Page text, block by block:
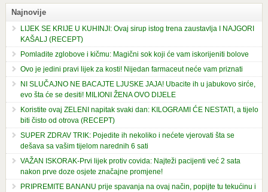
Najnovije
LIJEK SE KRIJE U KUHINJI: Ovaj sirup istog trena zaustavlja I NAJGORI
KAŠALJ (RECEPT)
Pomladite zglobove i kičmu: Magični sok koji će vam iskorijeniti bolove
Ovo je jedini pravi lijek za kosti! Nijedan farmaceut neće vam priznati
NI SLUČAJNO NE BACAJTE LJUSKE JAJA! Ubacite ih u jabukovo sirće,
evo šta će se desiti! MILIONI ŽENA OVO DIJELE
Koristite ovaj ZELENI napitak svaki dan: KILOGRAMI ĆE NESTATI, a tijelo
biti čisto od otrova (RECEPT)
SUPER ZDRAV TRIK: Pojedite ih nekoliko i nećete vjerovati šta se
dešava sa vašim tijelom narednih 6 sati
VAŽAN ISKORAK-Prvi lijek protiv covida: Najteži pacijenti već 2 sata
nakon prve doze osjete značajne promjene!
PRIPREMITE BANANU prije spavanja na ovaj način, popijte tu tekućinu i